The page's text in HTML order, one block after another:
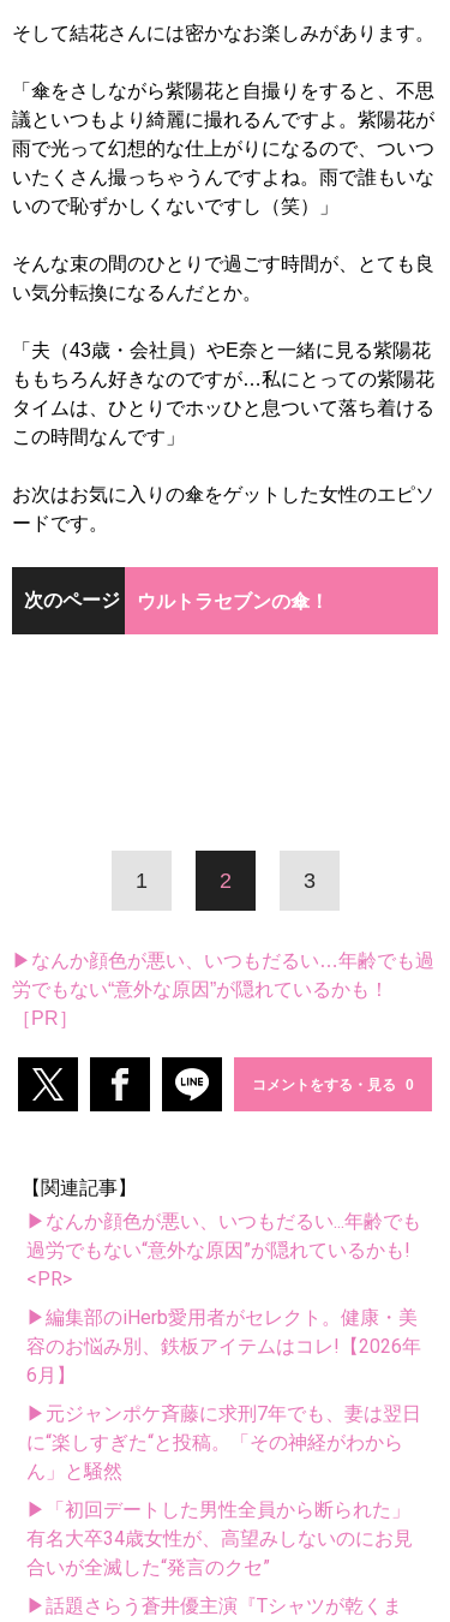
そして結花さんには密かなお楽しみがあります。
「傘をさしながら紫陽花と自撮りをすると、不思
議といつもより綺麗に撮れるんですよ。紫陽花が
雨で光って幻想的な仕上がりになるので、ついつ
いたくさん撮っちゃうんですよね。雨で誰もいな
いので恥ずかしくないですし（笑）」
そんな束の間のひとりで過ごす時間が、とても良
い気分転換になるんだとか。
「夫（43歳・会社員）やE奈と一緒に見る紫陽花
ももちろん好きなのですが…私にとっての紫陽花
タイムは、ひとりでホッひと息ついて落ち着ける
この時間なんです」
お次はお気に入りの傘をゲットした女性のエピソ
ードです。
次のページ ウルトラセブンの傘！
1 2 3
▶なんか顔色が悪い、いつもだるい…年齢でも過
労でもない“意外な原因”が隠れているかも！
［PR］
コメントをする・見る
【関連記事】
▶なんか顔色が悪い、いつもだるい...年齢でも
過労でもない“意外な原因”が隠れているかも!
<PR>
▶編集部のiHerb愛用者がセレクト。健康・美
容のお悩み別、鉄板アイテムはコレ!【2026年
6月】
▶元ジャンポケ斉藤に求刑7年でも、妻は翌日
に“楽しすぎた“と投稿。「その神経がわから
ん」と騒然
▶「初回デートした男性全員から断られた」
有名大卒34歳女性が、高望みしないのにお見
合いが全滅した“発言のクセ”
▶話題さらう蒼井優主演『Tシャツが乾くま